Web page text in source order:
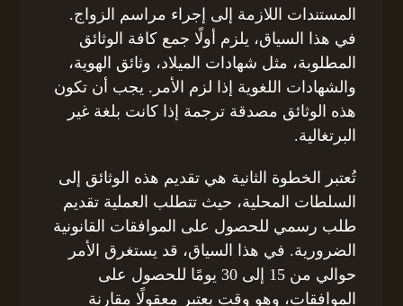
المستندات اللازمة إلى إجراء مراسم الزواج.
في هذا السياق، يلزم أولًا جمع كافة الوثائق
المطلوبة، مثل شهادات الميلاد، وثائق الهوية،
والشهادات اللغوية إذا لزم الأمر. يجب أن تكون
هذه الوثائق مصدقة ترجمة إذا كانت بلغة غير
البرتغالية.
تُعتبر الخطوة الثانية هي تقديم هذه الوثائق إلى
السلطات المحلية، حيث تتطلب العملية تقديم
طلب رسمي للحصول على الموافقات القانونية
الضرورية. في هذا السياق، قد يستغرق الأمر
حوالي من 15 إلى 30 يومًا للحصول على
الموافقات، وهو وقت يعتبر معقولًا مقارنة